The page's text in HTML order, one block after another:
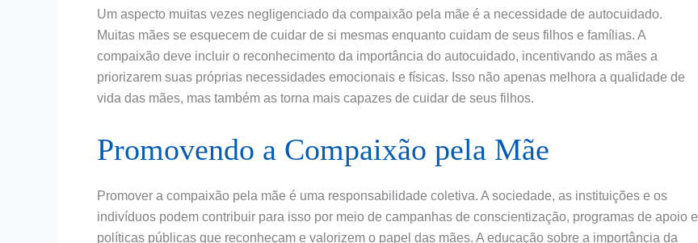
Um aspecto muitas vezes negligenciado da compaixão pela mãe é a necessidade de autocuidado.
Muitas mães se esquecem de cuidar de si mesmas enquanto cuidam de seus filhos e famílias. A
compaixão deve incluir o reconhecimento da importância do autocuidado, incentivando as mães a
priorizarem suas próprias necessidades emocionais e físicas. Isso não apenas melhora a qualidade de
vida das mães, mas também as torna mais capazes de cuidar de seus filhos.
Promovendo a Compaixão pela Mãe
Promover a compaixão pela mãe é uma responsabilidade coletiva. A sociedade, as instituições e os
indivíduos podem contribuir para isso por meio de campanhas de conscientização, programas de apoio e
políticas públicas que reconheçam e valorizem o papel das mães. A educação sobre a importância da